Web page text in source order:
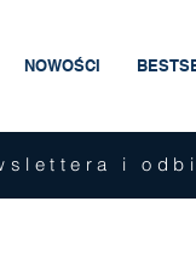
NOWOŚCI
i